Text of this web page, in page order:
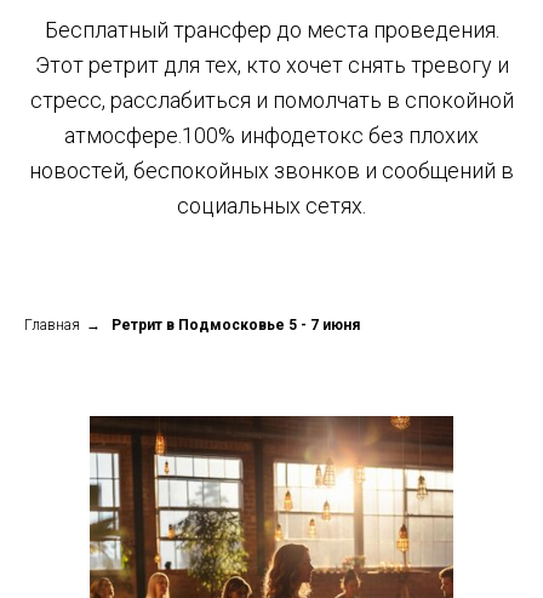
Бесплатный трансфер до места проведения.
Этот ретрит для тех, кто хочет снять тревогу и
стресс, расслабиться и помолчать в спокойной
атмосфере.100% инфодетокс без плохих
новостей, беспокойных звонков и сообщений в
социальных сетях.
Главная → Ретрит в Подмосковье 5 - 7 июня